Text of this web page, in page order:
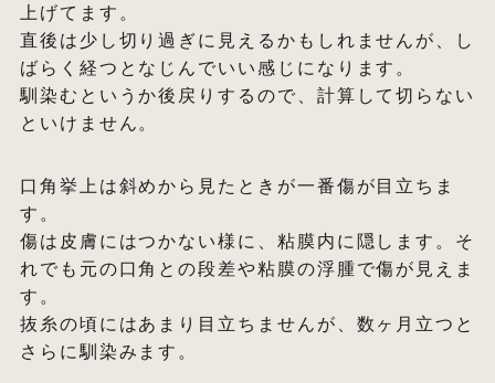
上げてます。
直後は少し切り過ぎに見えるかもしれませんが、し
ばらく経つとなじんでいい感じになります。
馴染むというか後戻りするので、計算して切らない
といけません。
口角挙上は斜めから見たときが一番傷が目立ちま
す。
傷は皮膚にはつかない様に、粘膜内に隠します。そ
れでも元の口角との段差や粘膜の浮腫で傷が見えま
す。
抜糸の頃にはあまり目立ちませんが、数ヶ月立つと
さらに馴染みます。